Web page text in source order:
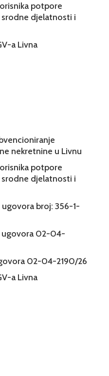
potpore
djelatnosti i
a Livna
nekretnine u Livnu
potpore
djelatnosti i
broj: 356-1-
ugovora 02-04-
02-04-2190/26
a Livna